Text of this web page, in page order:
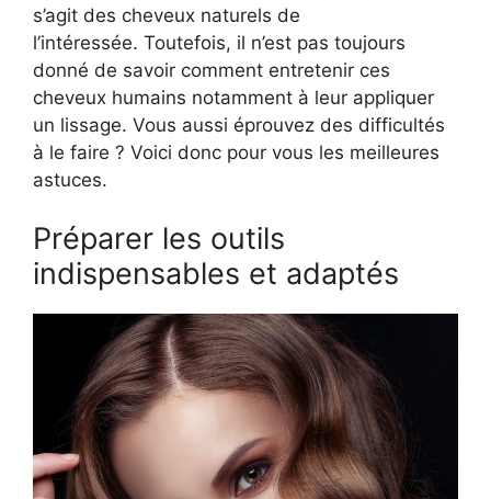
s’agit des cheveux naturels de
l’intéressée. Toutefois, il n’est pas toujours
donné de savoir comment entretenir ces
cheveux humains notamment à leur appliquer
un lissage. Vous aussi éprouvez des difficultés
à le faire ? Voici donc pour vous les meilleures
astuces.
Préparer les outils
indispensables et adaptés